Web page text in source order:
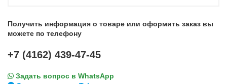
Получить информация о товаре или оформить заказ вы
можете по телефону
+7 (4162) 439-47-45
Задать вопрос в WhatsApp